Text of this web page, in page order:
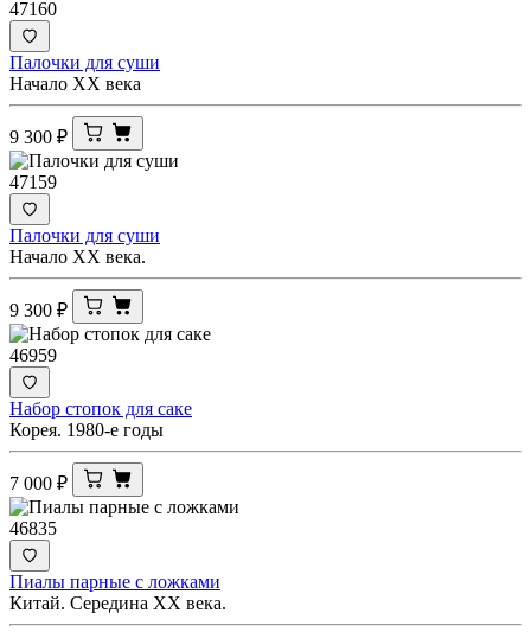
47160
Палочки для суши
Начало XX века
9 300 ₽
47159
Палочки для суши
Начало XX века.
9 300 ₽
46959
Набор стопок для саке
Корея. 1980-е годы
7 000 ₽
46835
Пиалы парные с ложками
Китай. Середина ХХ века.